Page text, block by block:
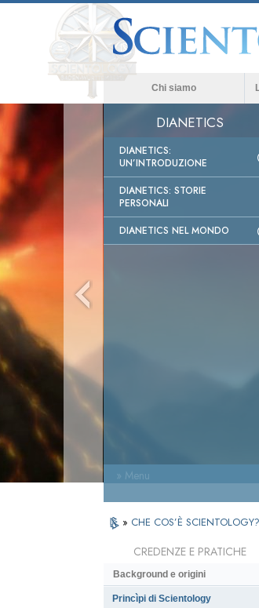
Chi siamo
DIANETICS
DIANETICS:
UN’INTRODUZIONE
DIANETICS: STORIE
PERSONALI
DIANETICS NEL MONDO
» Menu
» CHE COS’È SCIENTOLOGY?
CREDENZE E PRATICHE
Background e origini
Princìpi di Scientology